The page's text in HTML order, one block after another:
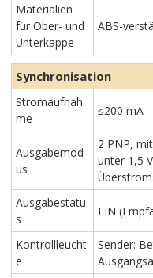
Materialien
für Ober- und
Unterkappe
ABS-
Synchronisation
Stromaufnah
me
≤200 mA
Ausgabemod
us
2 PNP,
unter 1,5
Ausgabestatu
s
EIN
Kontrollleucht
e
Sender: